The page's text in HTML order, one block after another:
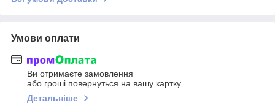
Умови оплати
Ви отримаєте замовлення
або гроші повернуться на вашу картку
Детальніше